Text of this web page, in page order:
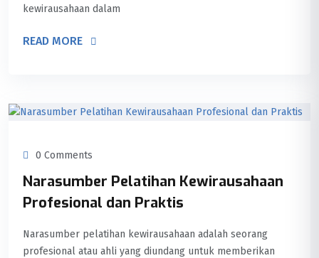
kewirausahaan dalam
READ MORE
0 Comments
Narasumber Pelatihan Kewirausahaan
Profesional dan Praktis
Narasumber pelatihan kewirausahaan adalah seorang
profesional atau ahli yang diundang untuk memberikan